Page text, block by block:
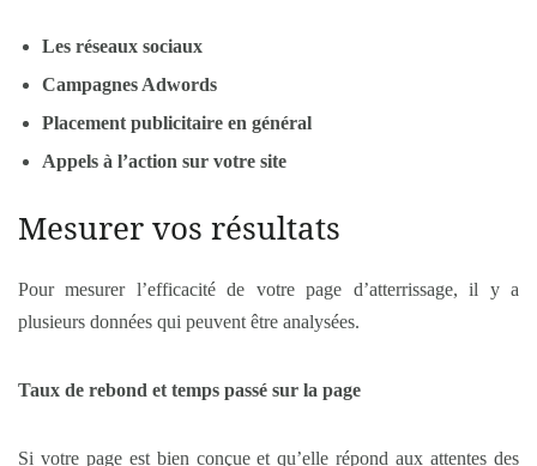
Les réseaux sociaux
Campagnes Adwords
Placement publicitaire en général
Appels à l’action sur votre site
Mesurer vos résultats
Pour mesurer l’efficacité de votre page d’atterrissage, il y a
plusieurs données qui peuvent être analysées.
Taux de rebond et temps passé sur la page
Si votre page est bien conçue et qu’elle répond aux attentes des